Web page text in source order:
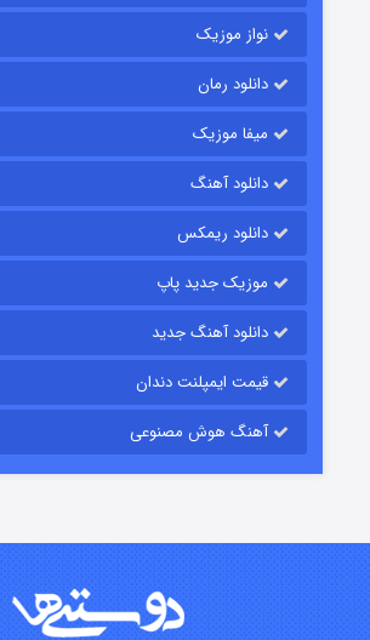
رویایی برای تو
قسمت
قسمت۲ (دوبله) منتشر شد
نواز موزیک
دانلود رمان
میفا موزیک
دانلود آهنگ
دانلود ریمکس
موزیک جدید پاپ
دانلود آهنگ جدید
قیمت ایمپلنت دندان
آهنگ هوش مصنوعی